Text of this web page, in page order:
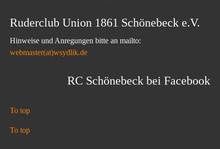
Ruderclub Union 1861 Schönebeck e.V.
Hinweise und Anregungen bitte an mailto:
webmaster(at)wsydlik.de
RC Schönebeck bei Facebook
To top
To top